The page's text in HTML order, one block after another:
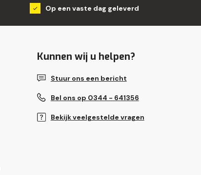
Op een vaste dag geleverd
Kunnen wij u helpen?
Stuur ons een bericht
Bel ons op 0344 - 641356
Bekijk veelgestelde vragen